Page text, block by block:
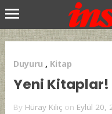
Duyuru , Kitap
Yeni Kitaplar!
By Hüray Kılıç on Eylül 20,